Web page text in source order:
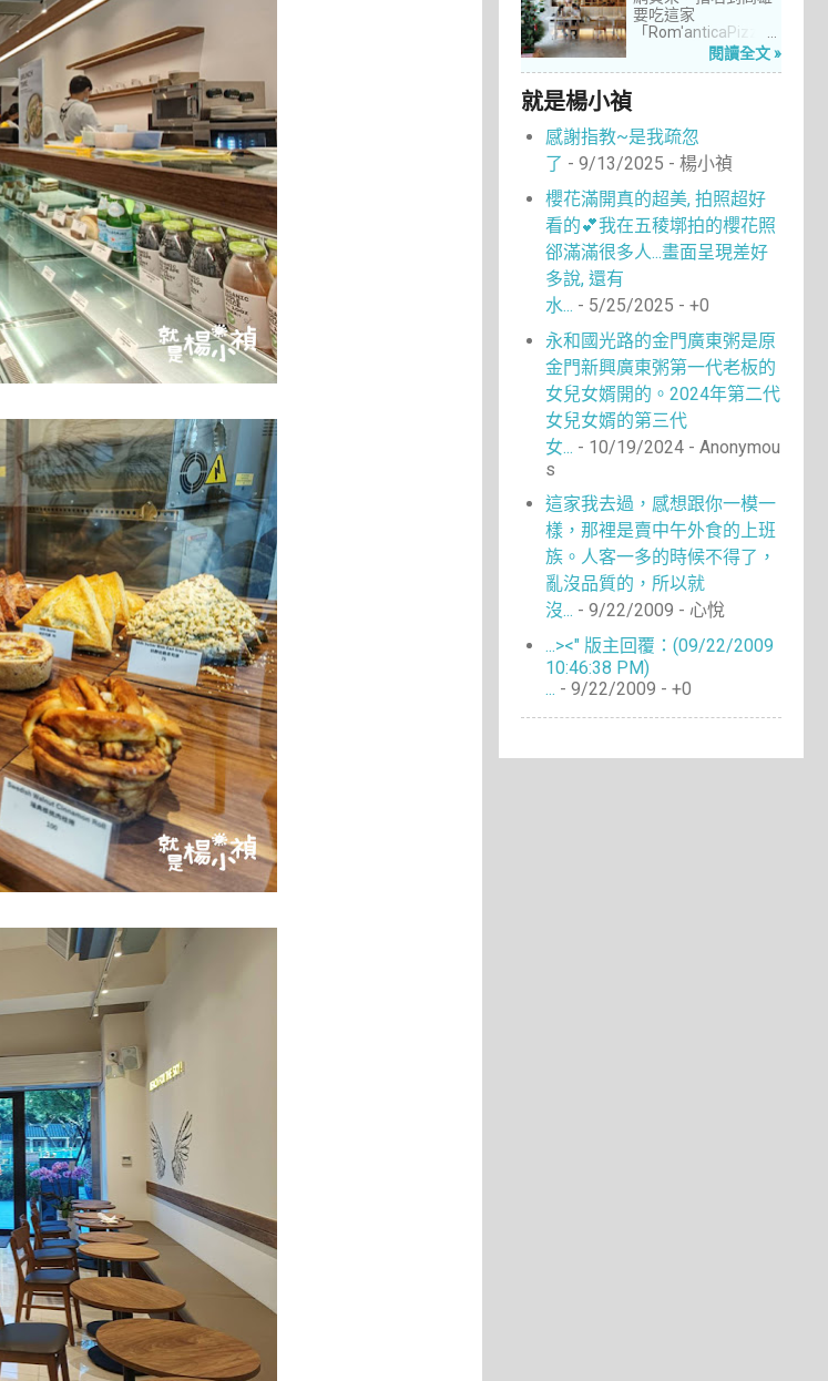
要吃這家
「Rom'anticaPizza
羅馬披薩」，看了圖
少披薩店，一字排開
的各式披薩看起來琳
瑯滿目，走進店內就
能點上一塊喜愛的口
味大快朵頤，真的好
懷念啊！沒想到台灣
也有類似的披薩店。
走！就到高雄吃披薩
閱讀全文 »
就是楊小禎
感謝指教~是我疏忽
了 - 9/13/2025 - 楊小禎
櫻花滿開真的超美, 拍照超好
看的💕我在五稜墎拍的櫻花照
郤滿滿很多人...畫面呈現差好
多說, 還有
水... - 5/25/2025 - +0
永和國光路的金門廣東粥是原
金門新興廣東粥第一代老板的
女兒女婿開的。2024年第二代
女兒女婿的第三代
女... - 10/19/2024 - Anonymou
s
這家我去過，感想跟你一模一
樣，那裡是賣中午外食的上班
族。人客一多的時候不得了，
亂沒品質的，所以就
沒... - 9/22/2009 - 心悅
...><" 版主回覆：(09/22/2009
10:46:38 PM)
... - 9/22/2009 - +0